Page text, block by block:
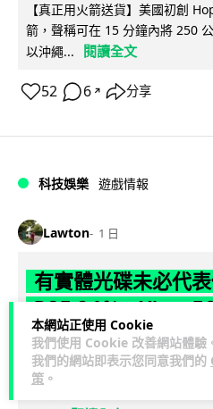
本網站正使用 Cookie
我們使用 Cookie 改善網站體驗
我們的網站即表示您同意我們的
策 。
【真正用火箭送貨】美國初創
箭，聲稱可在 15 分鐘內將 250
以沖繩...
閱讀全文
52 6 ↗ 分享
科技娛樂 遊戲情報
Lawton 1 日
有實體光碟未必代
PS5 34%、Xbox
遊玩
【就算有光碟，也未必代表擁有